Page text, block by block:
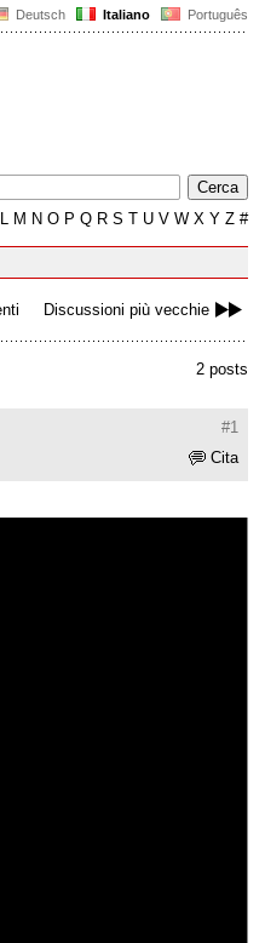
Deutsch Italiano Português
L M N O P Q R S T U V W X Y Z #
Discussioni più vecchie
2 posts
#1
Cita